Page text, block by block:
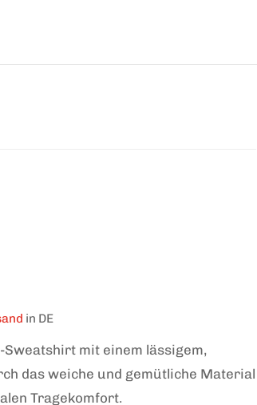
in DE
mit einem lässigem,
das weiche und gemütliche Material
Tragekomfort.